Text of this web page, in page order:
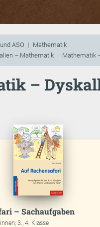
ASO
Mathematik
– Mathematik
Mathematik
–
– Sachaufgaben
3., 4. Klasse